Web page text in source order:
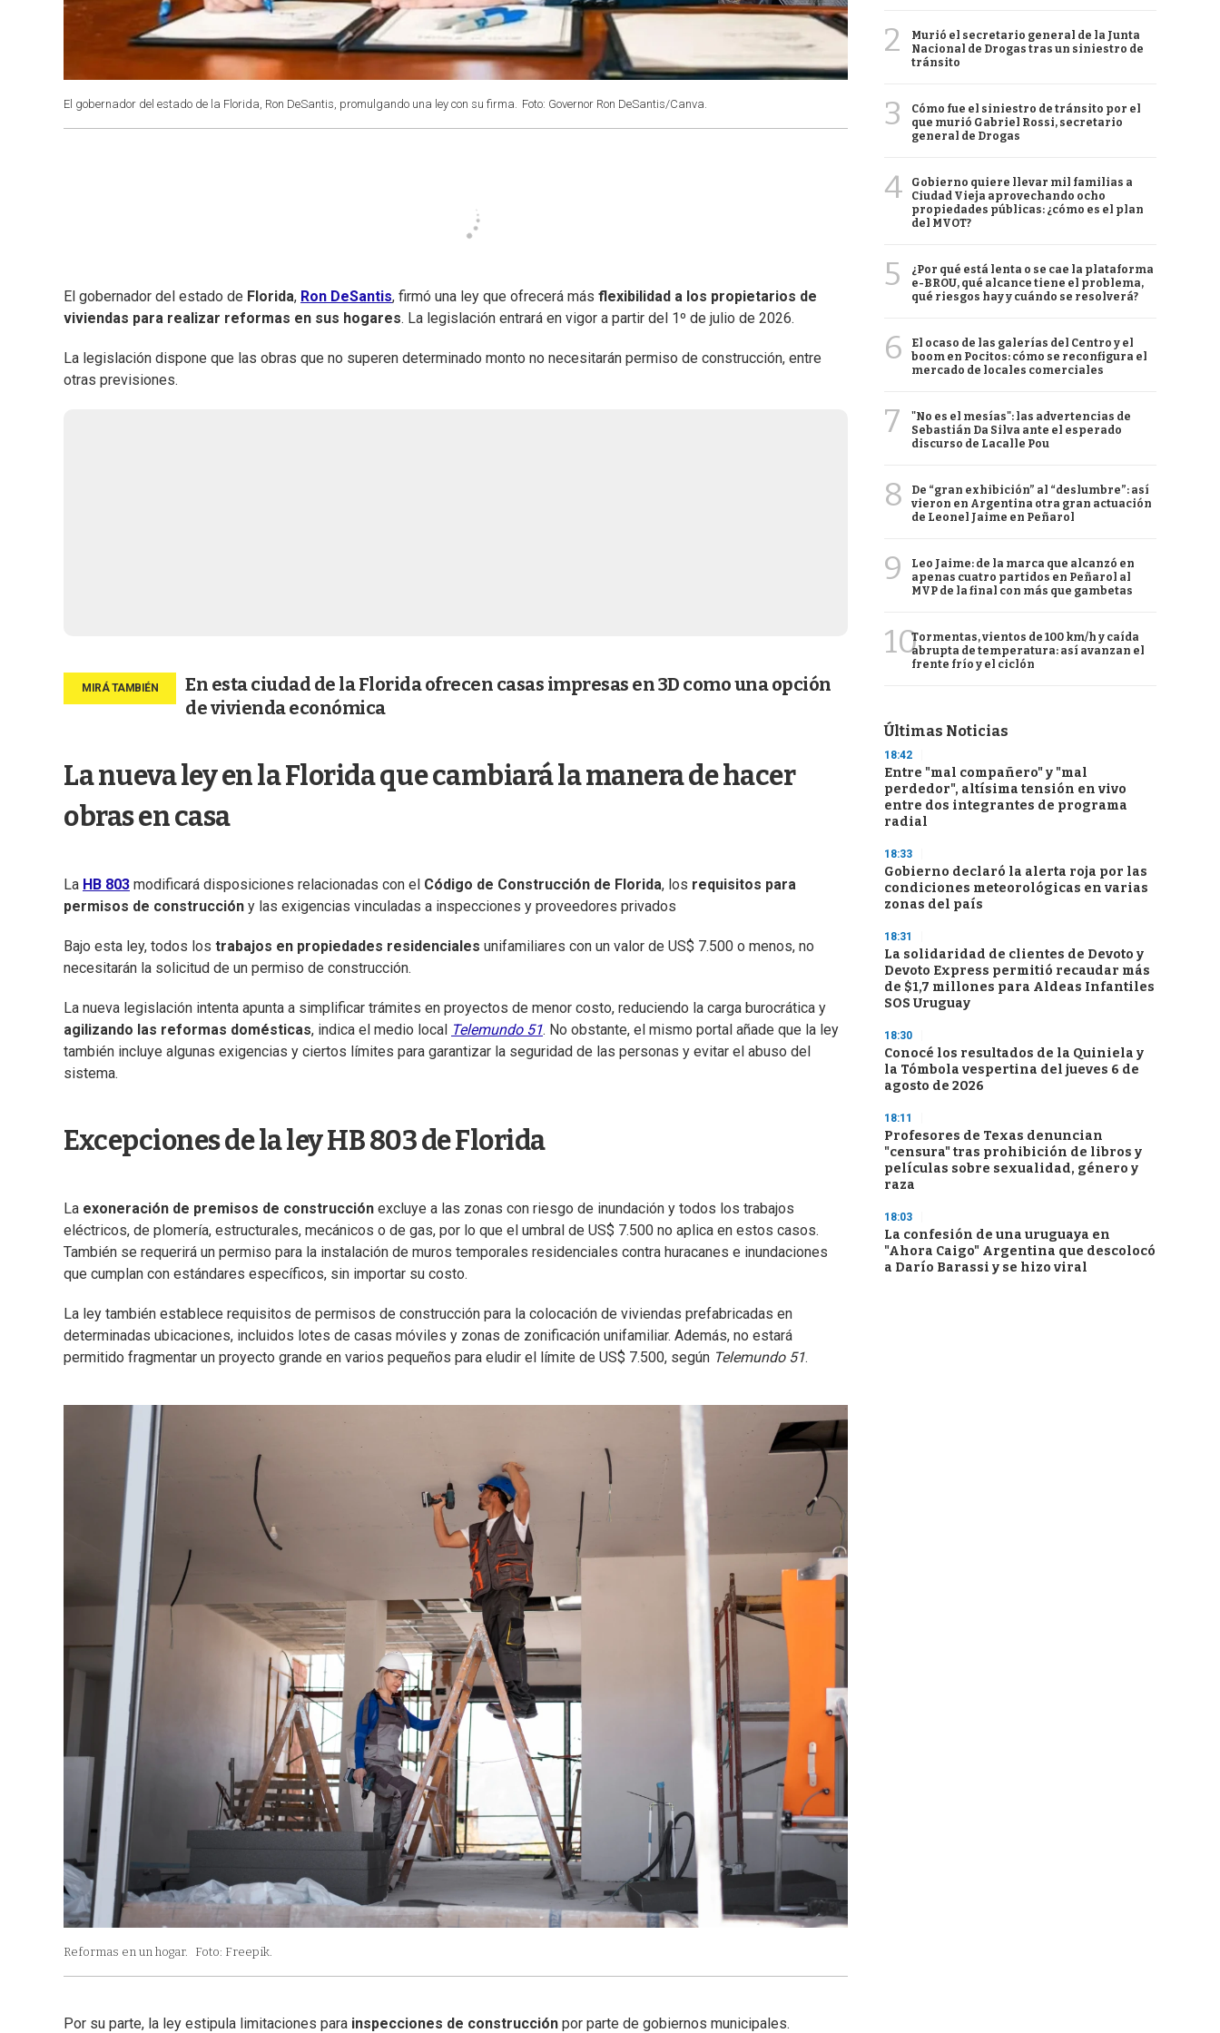
El gobernador del estado de la Florida, Ron DeSantis, promulgando una ley con su firma. Foto: Governor Ron DeSantis/Canva.
El gobernador del estado de Florida, Ron DeSantis, firmó una ley que ofrecerá más flexibilidad a los propietarios de
viviendas para realizar reformas en sus hogares. La legislación entrará en vigor a partir del 1º de julio de 2026.
La legislación dispone que las obras que no superen determinado monto no necesitarán permiso de construcción, entre
otras previsiones.
En esta ciudad de la Florida ofrecen casas impresas en 3D como una opción
de vivienda económica
La nueva ley en la Florida que cambiará la manera de hacer
obras en casa
La HB 803 modificará disposiciones relacionadas con el Código de Construcción de Florida, los requisitos para
permisos de construcción y las exigencias vinculadas a inspecciones y proveedores privados
Bajo esta ley, todos los trabajos en propiedades residenciales unifamiliares con un valor de US$ 7.500 o menos, no
necesitarán la solicitud de un permiso de construcción.
La nueva legislación intenta apunta a simplificar trámites en proyectos de menor costo, reduciendo la carga burocrática y
agilizando las reformas domésticas, indica el medio local Telemundo 51. No obstante, el mismo portal añade que la ley
también incluye algunas exigencias y ciertos límites para garantizar la seguridad de las personas y evitar el abuso del
sistema.
Excepciones de la ley HB 803 de Florida
La exoneración de premisos de construcción excluye a las zonas con riesgo de inundación y todos los trabajos
eléctricos, de plomería, estructurales, mecánicos o de gas, por lo que el umbral de US$ 7.500 no aplica en estos casos.
También se requerirá un permiso para la instalación de muros temporales residenciales contra huracanes e inundaciones
que cumplan con estándares específicos, sin importar su costo.
La ley también establece requisitos de permisos de construcción para la colocación de viviendas prefabricadas en
determinadas ubicaciones, incluidos lotes de casas móviles y zonas de zonificación unifamiliar. Además, no estará
permitido fragmentar un proyecto grande en varios pequeños para eludir el límite de US$ 7.500, según Telemundo 51.
Reformas en un hogar. Foto: Freepik.
Por su parte, la ley estipula limitaciones para inspecciones de construcción por parte de gobiernos municipales.
2
Murió el secretario general de la Junta
Nacional de Drogas tras un siniestro de
tránsito
3
Cómo fue el siniestro de tránsito por el
que murió Gabriel Rossi, secretario
general de Drogas
4
Gobierno quiere llevar mil familias a
Ciudad Vieja aprovechando ocho
propiedades públicas: ¿cómo es el plan
del MVOT?
5
¿Por qué está lenta o se cae la plataforma
e-BROU, qué alcance tiene el problema,
qué riesgos hay y cuándo se resolverá?
6
El ocaso de las galerías del Centro y el
boom en Pocitos: cómo se reconfigura el
mercado de locales comerciales
7
"No es el mesías": las advertencias de
Sebastián Da Silva ante el esperado
discurso de Lacalle Pou
8
De “gran exhibición” al “deslumbre”: así
vieron en Argentina otra gran actuación
de Leonel Jaime en Peñarol
9
Leo Jaime: de la marca que alcanzó en
apenas cuatro partidos en Peñarol al
MVP de la final con más que gambetas
10Tormentas, vientos de 100 km/h y caída
abrupta de temperatura: así avanzan el
frente frío y el ciclón
Últimas Noticias
18:42
Entre "mal compañero" y "mal
perdedor", altísima tensión en vivo
entre dos integrantes de programa
radial
18:33
Gobierno declaró la alerta roja por las
condiciones meteorológicas en varias
zonas del país
18:31
La solidaridad de clientes de Devoto y
Devoto Express permitió recaudar más
de $1,7 millones para Aldeas Infantiles
SOS Uruguay
18:30
Conocé los resultados de la Quiniela y
la Tómbola vespertina del jueves 6 de
agosto de 2026
18:11
Profesores de Texas denuncian
"censura" tras prohibición de libros y
películas sobre sexualidad, género y
raza
18:03
La confesión de una uruguaya en
"Ahora Caigo" Argentina que descolocó
a Darío Barassi y se hizo viral